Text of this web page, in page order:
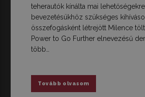
teherautók kínálta mai
bevezetésükhöz szükséges
összefogásként létrejött Milence
Power to Go Further elnevezésű
több…
Tovább olvasom